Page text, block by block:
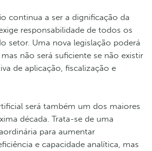
continua a ser a dignificação da
responsabilidade de todos os
setor. Uma nova legislação poderá
não será suficiente se não existir
de aplicação, fiscalização e
será também um dos maiores
década. Trata-se de uma
para aumentar
e capacidade analítica, mas